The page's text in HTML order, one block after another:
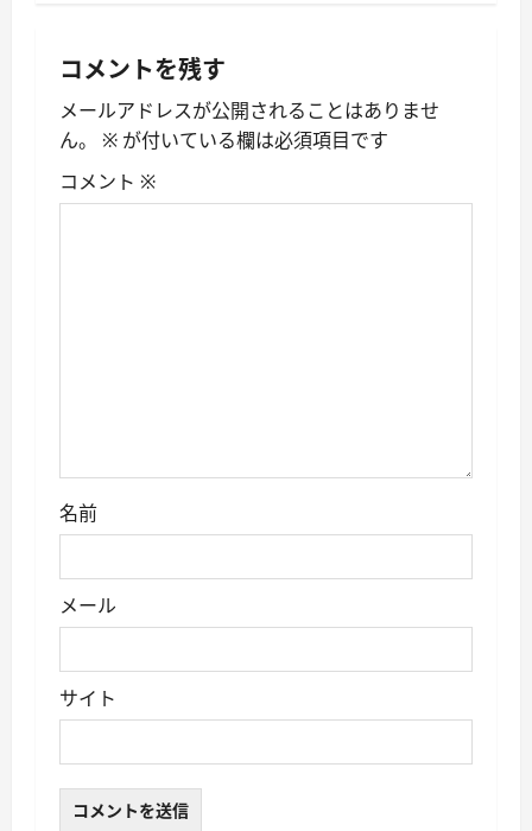
ゲ
ー
シ
ョ
コメントを残す
メールアドレスが公開されることはありませ
ん。
※ が付いている欄は必須項目です
コメント ※
名前
メール
サイト